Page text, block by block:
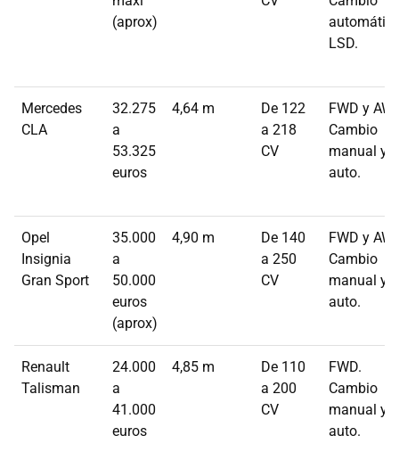
(aprox)
LSD.
Mercedes
CLA
32.275
a
53.325
euros
4,64 m
De 122
a 218
CV
FWD y
Cambio
manual y
auto.
Opel
Insignia
Gran Sport
35.000
a
50.000
euros
(aprox)
4,90 m
De 140
a 250
CV
FWD y
Cambio
manual y
auto.
Renault
Talisman
24.000
a
41.000
euros
4,85 m
De 110
a 200
CV
FWD.
Cambio
manual y
auto.